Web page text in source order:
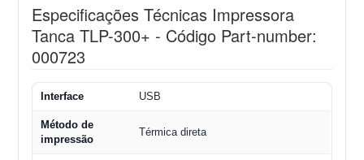
Especificações Técnicas Impressora
Tanca TLP-300+ - Código Part-number:
000723
Interface USB
Método de
impressão
Térmica direta